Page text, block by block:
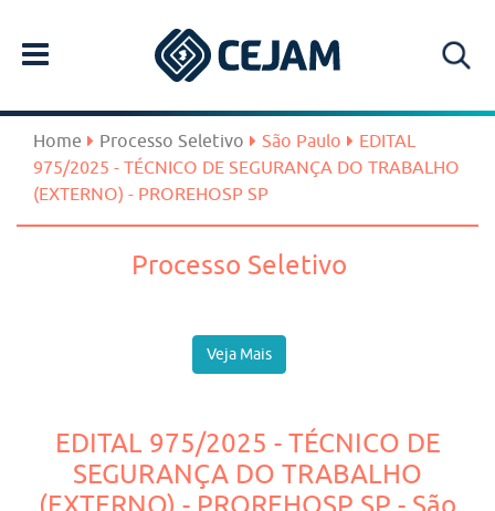
Home Processo Seletivo São Paulo
EDITAL
975/2025 - TÉCNICO DE SEGURANÇA DO TRABALHO
(EXTERNO) - PROREHOSP SP
Processo Seletivo
Veja Mais
EDITAL 975/2025 - TÉCNICO DE
SEGURANÇA DO TRABALHO
(EXTERNO) - PROREHOSP SP - São